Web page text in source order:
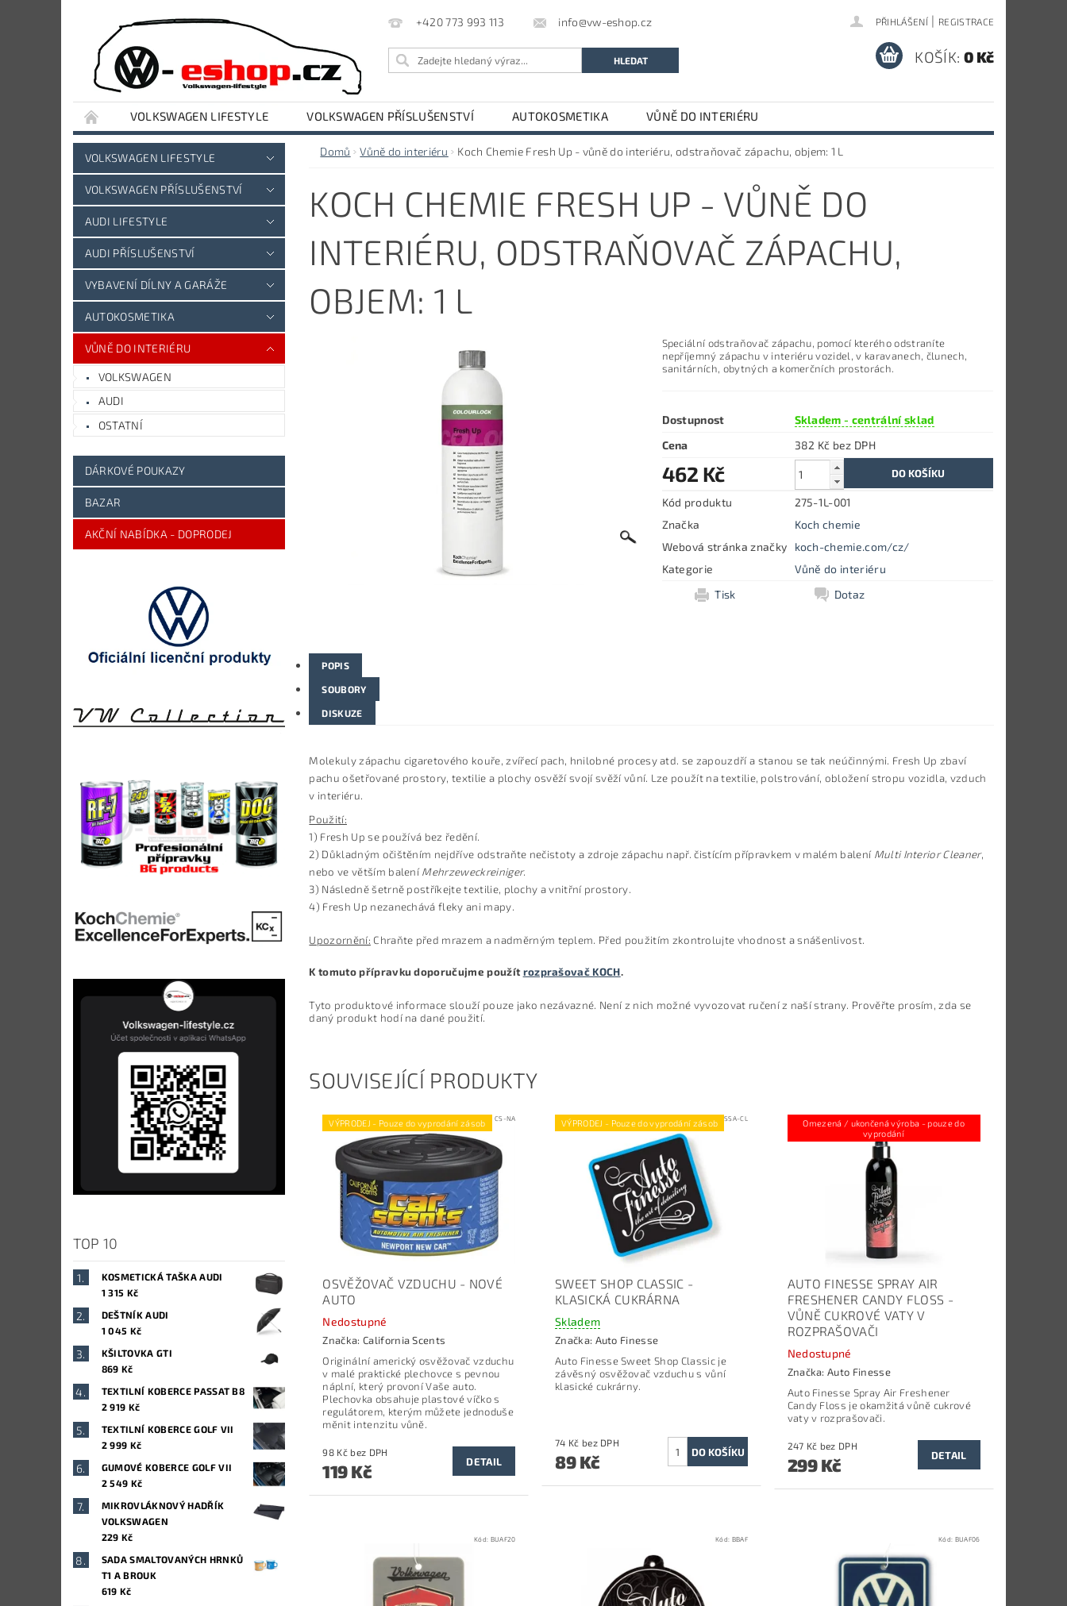
+420 773 993 113 info@vw-eshop.cz PŘIHLÁŠENÍ | REGISTRACE
KOŠÍK: 0 Kč
VOLKSWAGEN LIFESTYLE VOLKSWAGEN PŘÍSLUŠENSTVÍ AUTOKOSMETIKA
VŮNĚ DO INTERIÉRU
VYBAVENÍ DÍLNY A GARÁŽE
AUDI LIFESTYLE AUDI PŘÍSLUŠENSTVÍ
VOLKSWAGEN LIFESTYLE
VOLKSWAGEN PŘÍSLUŠENSTVÍ
AUDI LIFESTYLE
AUDI PŘÍSLUŠENSTVÍ
VYBAVENÍ DÍLNY A GARÁŽE
AUTOKOSMETIKA
VŮNĚ DO INTERIÉRU
VOLKSWAGEN
AUDI
OSTATNÍ
DÁRKOVÉ POUKAZY
BAZAR
AKČNÍ NABÍDKA - DOPRODEJ
TOP 10
KOSMETICKÁ TAŠKA AUDI
1 315 Kč
DEŠTNÍK AUDI
1 045 Kč
KŠILTOVKA GTI
869 Kč
TEXTILNÍ KOBERCE PASSAT B8
2 919 Kč
TEXTILNÍ KOBERCE GOLF VII
2 999 Kč
GUMOVÉ KOBERCE GOLF VII
2 549 Kč
MIKROVLÁKNOVÝ HADŘÍK
VOLKSWAGEN
229 Kč
SADA SMALTOVANÝCH HRNKŮ
T1 A BROUK
619 Kč
Domů Vůně do interiéru Koch Chemie Fresh Up - vůně do interiéru, odstraňovač zápachu, objem: 1 L
KOCH CHEMIE FRESH UP - VŮNĚ DO
INTERIÉRU, ODSTRAŇOVAČ ZÁPACHU,
OBJEM: 1 L
Speciální odstraňovač zápachu, pomocí kterého odstraníte
nepříjemný zápachu v interiéru vozidel, v karavanech, člunech,
sanitárních, obytných a komerčních prostorách.
Dostupnost
Skladem - centrální sklad
Cena
382 Kč bez DPH
462 Kč
Kód produktu
275-1L-001
Značka
Koch chemie
Webová stránka značky
koch-chemie.com/cz/
Kategorie
Vůně do interiéru
Tisk
Dotaz
POPIS
SOUBORY
DISKUZE
Molekuly zápachu cigaretového kouře, zvířecí pach, hnilobné procesy atd. se zapouzdří a stanou se tak neúčinnými. Fresh Up zbaví
pachu ošetřované prostory, textilie a plochy osvěží svojí svěží vůní. Lze použít na textilie, polstrování, obložení stropu vozidla, vzduch
v interiéru.
Použití:
1) Fresh Up se používá bez ředění.
2) Důkladným očištěním nejdříve odstraňte nečistoty a zdroje zápachu např. čistícím přípravkem v malém balení Multi Interior Cleaner,
nebo ve větším balení Mehrzeweckreiniger.
3) Následně šetrně postříkejte textilie, plochy a vnitřní prostory.
4) Fresh Up nezanechává fleky ani mapy.
Upozornění: Chraňte před mrazem a nadměrným teplem. Před použitím zkontrolujte vhodnost a snášenlivost.
K tomuto přípravku doporučujme použítrozprašovač KOCH.
Tyto produktové informace slouží pouze jako nezávazné. Není z nich možné vyvozovat ručení z naší strany. Prověřte prosím, zda se
daný produkt hodí na dané použití.
SOUVISEJÍCÍ PRODUKTY
VÝPRODEJ - Pouze do vyprodání zásobKód: CS-NA
OSVĚŽOVAČ VZDUCHU - NOVÉ
AUTO
Nedostupné
Značka: California Scents
Originální americký osvěžovač vzduchu
v malé praktické plechovce s pevnou
náplní, který provoní Vaše auto.
Plechovka obsahuje plastové víčko s
regulátorem, kterým můžete jednoduše
měnit intenzitu vůně.
98 Kč bez DPH
119 Kč DETAIL
VÝPRODEJ - Pouze do vyprodání zásobKód:SSA-CL
SWEET SHOP CLASSIC -
KLASICKÁ CUKRÁRNA
Skladem
Značka: Auto Finesse
Auto Finesse Sweet Shop Classic je
závěsný osvěžovač vzduchu s vůní
klasické cukrárny.
74 Kč bez DPH
89 Kč
Omezená / ukončená výroba - pouze do
vyprodání
Kód: ARF-CANDYFLOSS
AUTO FINESSE SPRAY AIR
FRESHENER CANDY FLOSS -
VŮNĚ CUKROVÉ VATY V
ROZPRAŠOVAČI
Nedostupné
Značka:Auto Finesse
Auto Finesse Spray Air Freshener
Candy Floss je okamžitá vůně cukrové
vaty v rozprašovači.
247 Kč bez DPH
299 Kč DETAIL
Kód: BUAF20 Kód: BBAF Kód: BUAF06